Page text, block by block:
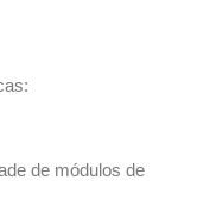
de módulos de